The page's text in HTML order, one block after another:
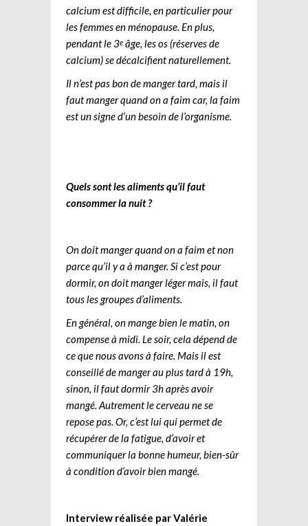
calcium est difficile, en particulier pour
les femmes en ménopause. En plus,
pendant le 3e âge, les os (réserves de
calcium) se décalcifient naturellement.
Il n’est pas bon de manger tard, mais il
faut manger quand on a faim car, la faim
est un signe d’un besoin de l’organisme.
Quels sont les aliments qu’il faut
consommer la nuit ?
On doit manger quand on a faim et non
parce qu’il y a à manger. Si c’est pour
dormir, on doit manger léger mais, il faut
tous les groupes d’aliments.
En général, on mange bien le matin, on
compense à midi. Le soir, cela dépend de
ce que nous avons à faire. Mais il est
conseillé de manger au plus tard à 19h,
sinon, il faut dormir 3h après avoir
mangé. Autrement le cerveau ne se
repose pas. Or, c’est lui qui permet de
récupérer de la fatigue, d’avoir et
communiquer la bonne humeur, bien-sûr
à condition d’avoir bien mangé.
Interview réalisée par Valérie